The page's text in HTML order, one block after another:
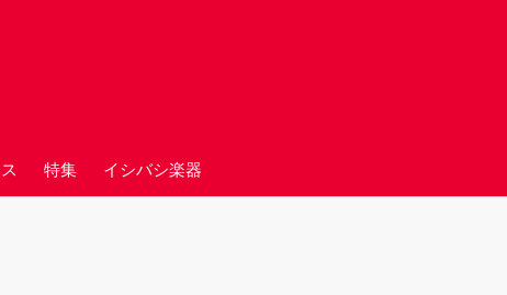
特集 イシバシ楽器